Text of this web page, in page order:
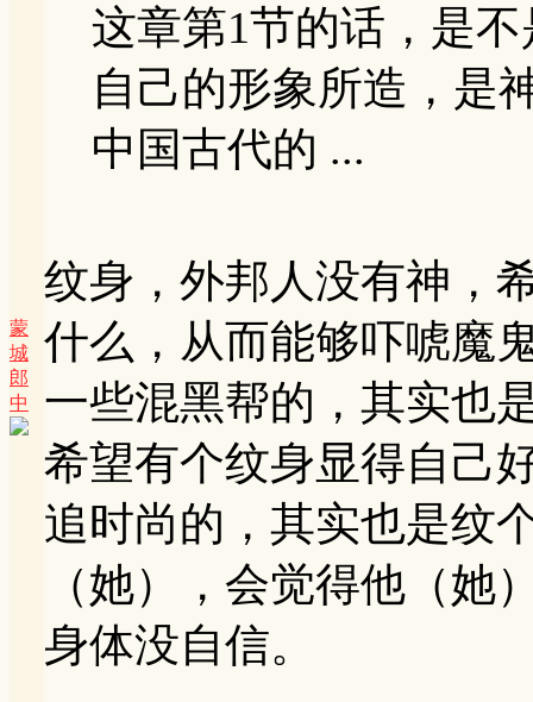
蒙
城
郎
中
这章第1节的话，是
自己的形象所造，是
中国古代的 ...
纹身，外邦人没有神，
什么，从而能够吓唬魔
一些混黑帮的，其实也
希望有个纹身显得自己
追时尚的，其实也是纹
（她），会觉得他（她
身体没自信。